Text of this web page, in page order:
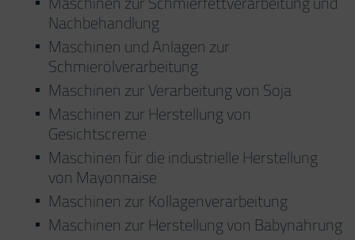
Nachbehandlung
Maschinen und Anlagen zur
Schmierölverarbeitung
Maschinen zur Verarbeitung von Soja
Maschinen zur Herstellung von
Gesichtscreme
Maschinen für die industrielle Herstellung
von Mayonnaise
Maschinen zur Kollagenverarbeitung
Maschinen zur Herstellung von Babynahrung